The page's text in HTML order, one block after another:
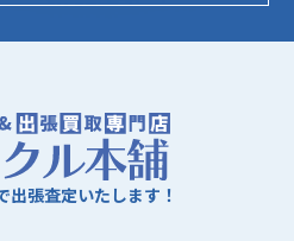
出張査定いたします！